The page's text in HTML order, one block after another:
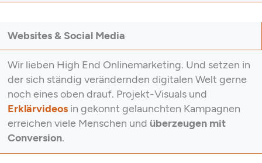
Websites & Social Media
Wir lieben High End Onlinemarketing. Und setzen in
der sich ständig verändernden digitalen Welt gerne
noch eines oben drauf. Projekt-Visuals und
Erklärvideos in gekonnt gelaunchten Kampagnen
erreichen viele Menschen und überzeugen mit
Conversion.